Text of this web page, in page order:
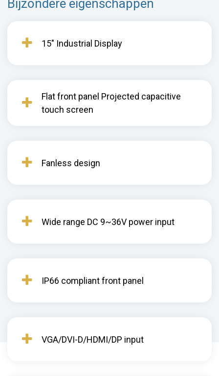
Bijzondere eigenschappen
15" Industrial Display
Flat front panel Projected capacitive
touch screen
Fanless design
Wide range DC 9~36V power input
IP66 compliant front panel
VGA/DVI-D/HDMI/DP input